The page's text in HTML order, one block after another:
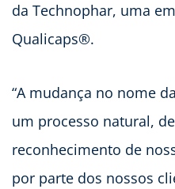
da Technophar, uma
Qualicaps®.
“A mudança no nome
um processo natural,
reconhecimento de
por parte dos nossos